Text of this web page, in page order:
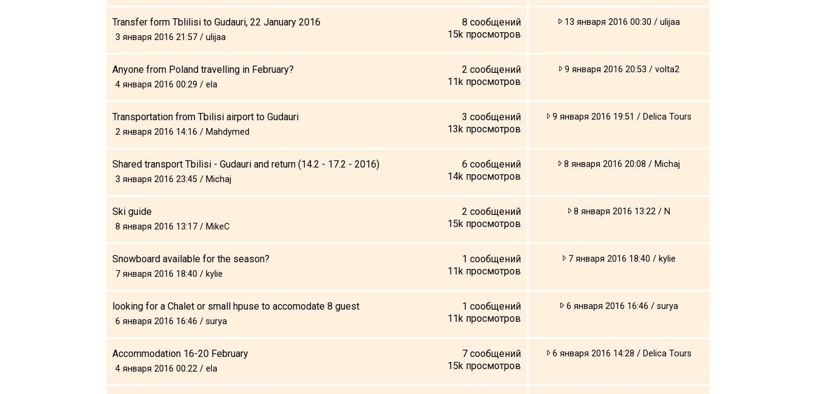
Transfer form Tblilisi to Gudauri, 22 January 2016
3 января 2016 21:57 / ulijaa
8 сообщений
15k просмотров
13 января 2016 00:30 / ulijaa
Anyone from Poland travelling in February?
4 января 2016 00:29 / ela
2 сообщений
11k просмотров
9 января 2016 20:53 / volta2
Transportation from Tbilisi airport to Gudauri
2 января 2016 14:16 / Mahdymed
3 сообщений
13k просмотров
9 января 2016 19:51 / Delica Tours
Shared transport Tbilisi - Gudauri and return (14.2 - 17.2 - 2016)
3 января 2016 23:45 / Michaj
6 сообщений
14k просмотров
8 января 2016 20:08 / Michaj
Ski guide
8 января 2016 13:17 / MikeC
2 сообщений
15k просмотров
8 января 2016 13:22 / N
Snowboard available for the season?
7 января 2016 18:40 / kylie
1 сообщений
11k просмотров
7 января 2016 18:40 / kylie
looking for a Chalet or small hpuse to accomodate 8 guest
6 января 2016 16:46 / surya
1 сообщений
11k просмотров
6 января 2016 16:46 / surya
Accommodation 16-20 February
4 января 2016 00:22 / ela
7 сообщений
15k просмотров
6 января 2016 14:28 / Delica Tours
Телеграм-канал
Гудаури
INFO
ПРОЖИВАНИЕ
Горячие предложения
Долгосрочная аренда
Визы и Документы
Мобильная связь